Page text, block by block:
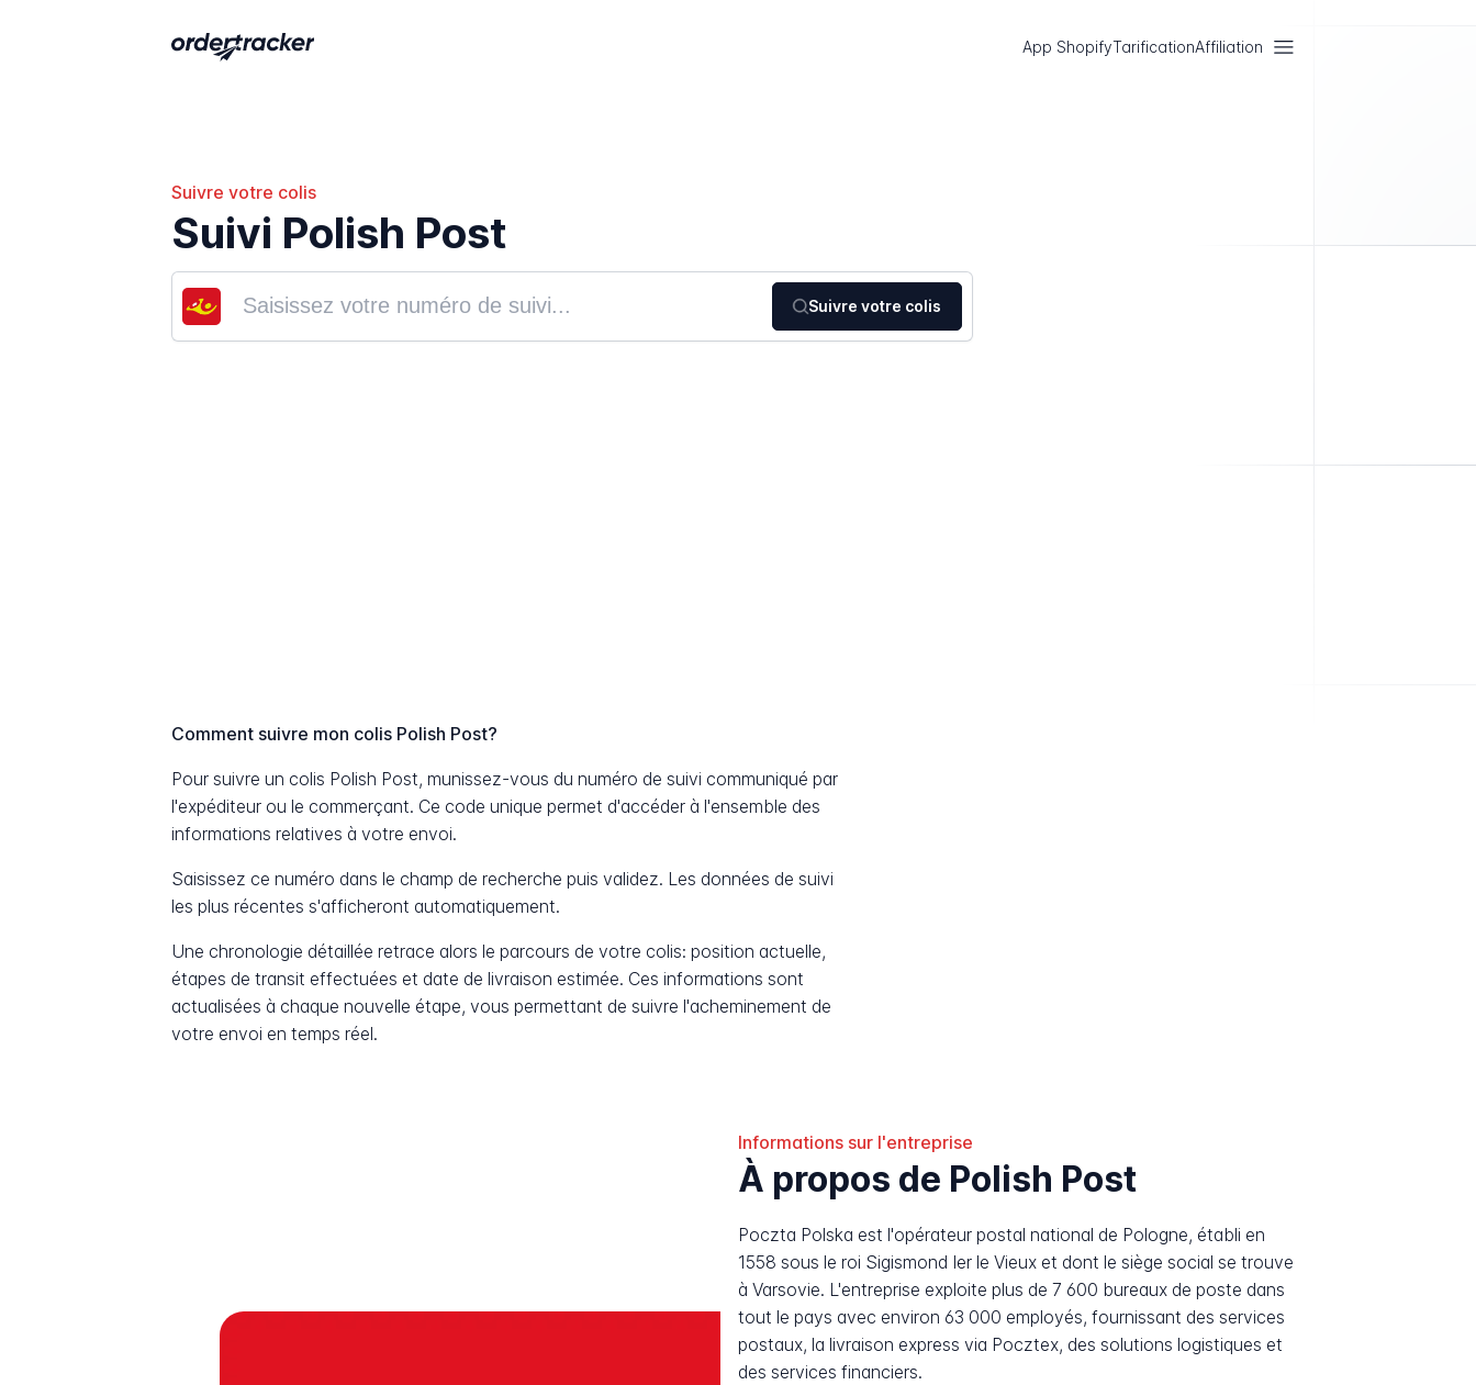
App ShopifyTarificationAffiliation
Suivre votre colis
Suivi Polish Post
Suivre votre colis
Comment suivre mon colis Polish Post?
Pour suivre un colis Polish Post, munissez-vous du numéro de suivi communiqué par
l'expéditeur ou le commerçant. Ce code unique permet d'accéder à l'ensemble des
informations relatives à votre envoi.
Saisissez ce numéro dans le champ de recherche puis validez. Les données de suivi
les plus récentes s'afficheront automatiquement.
Une chronologie détaillée retrace alors le parcours de votre colis: position actuelle,
étapes de transit effectuées et date de livraison estimée. Ces informations sont
actualisées à chaque nouvelle étape, vous permettant de suivre l'acheminement de
votre envoi en temps réel.
Informations sur l'entreprise
À propos de Polish Post
Poczta Polska est l'opérateur postal national de Pologne, établi en
1558 sous le roi Sigismond Ier le Vieux et dont le siège social se trouve
à Varsovie. L'entreprise exploite plus de 7 600 bureaux de poste dans
tout le pays avec environ 63 000 employés, fournissant des services
postaux, la livraison express via Pocztex, des solutions logistiques et
des services financiers.